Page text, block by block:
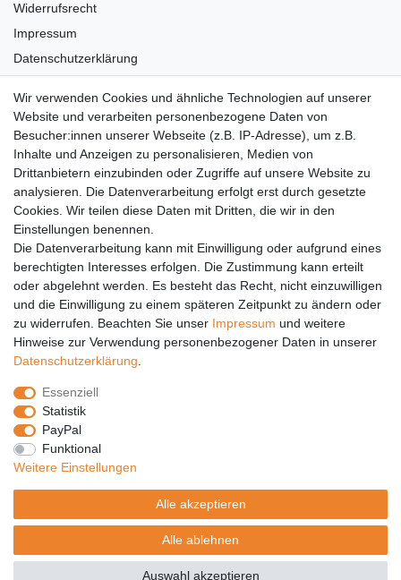
Widerrufsrecht
Impressum
Datenschutzerklärung
Versandkosten
Barrierefreiheit
Anleitungen
Vertrag widerrufen
PARTNER
DHL
GLS
PaketPLUS
SPONSORING
Malchower SV 90
Malchower Wölfe
ZERTIFIKATE
Händlerbund
Trusted Shops
Wir verwenden Cookies und ähnliche Technologien auf unserer
Website und verarbeiten personenbezogene Daten von
Besucher:innen unserer Webseite (z.B. IP-Adresse), um z.B.
Inhalte und Anzeigen zu personalisieren, Medien von
Drittanbietern einzubinden oder Zugriffe auf unsere Website zu
analysieren. Die Datenverarbeitung erfolgt erst durch gesetzte
Cookies. Wir teilen diese Daten mit Dritten, die wir in den
Einstellungen benennen.
Die Datenverarbeitung kann mit Einwilligung oder aufgrund eines
berechtigten Interesses erfolgen. Die Zustimmung kann erteilt
oder abgelehnt werden. Es besteht das Recht, nicht einzuwilligen
und die Einwilligung zu einem späteren Zeitpunkt zu ändern oder
zu widerrufen. Beachten Sie unser Impressum und weitere
Hinweise zur Verwendung personenbezogener Daten in unserer
Daten­schutz­erklärung
Essenziell
Statistik
PayPal
Funktional
Weitere Einstellungen
Alle akzeptieren
Alle ablehnen
Auswahl akzeptieren